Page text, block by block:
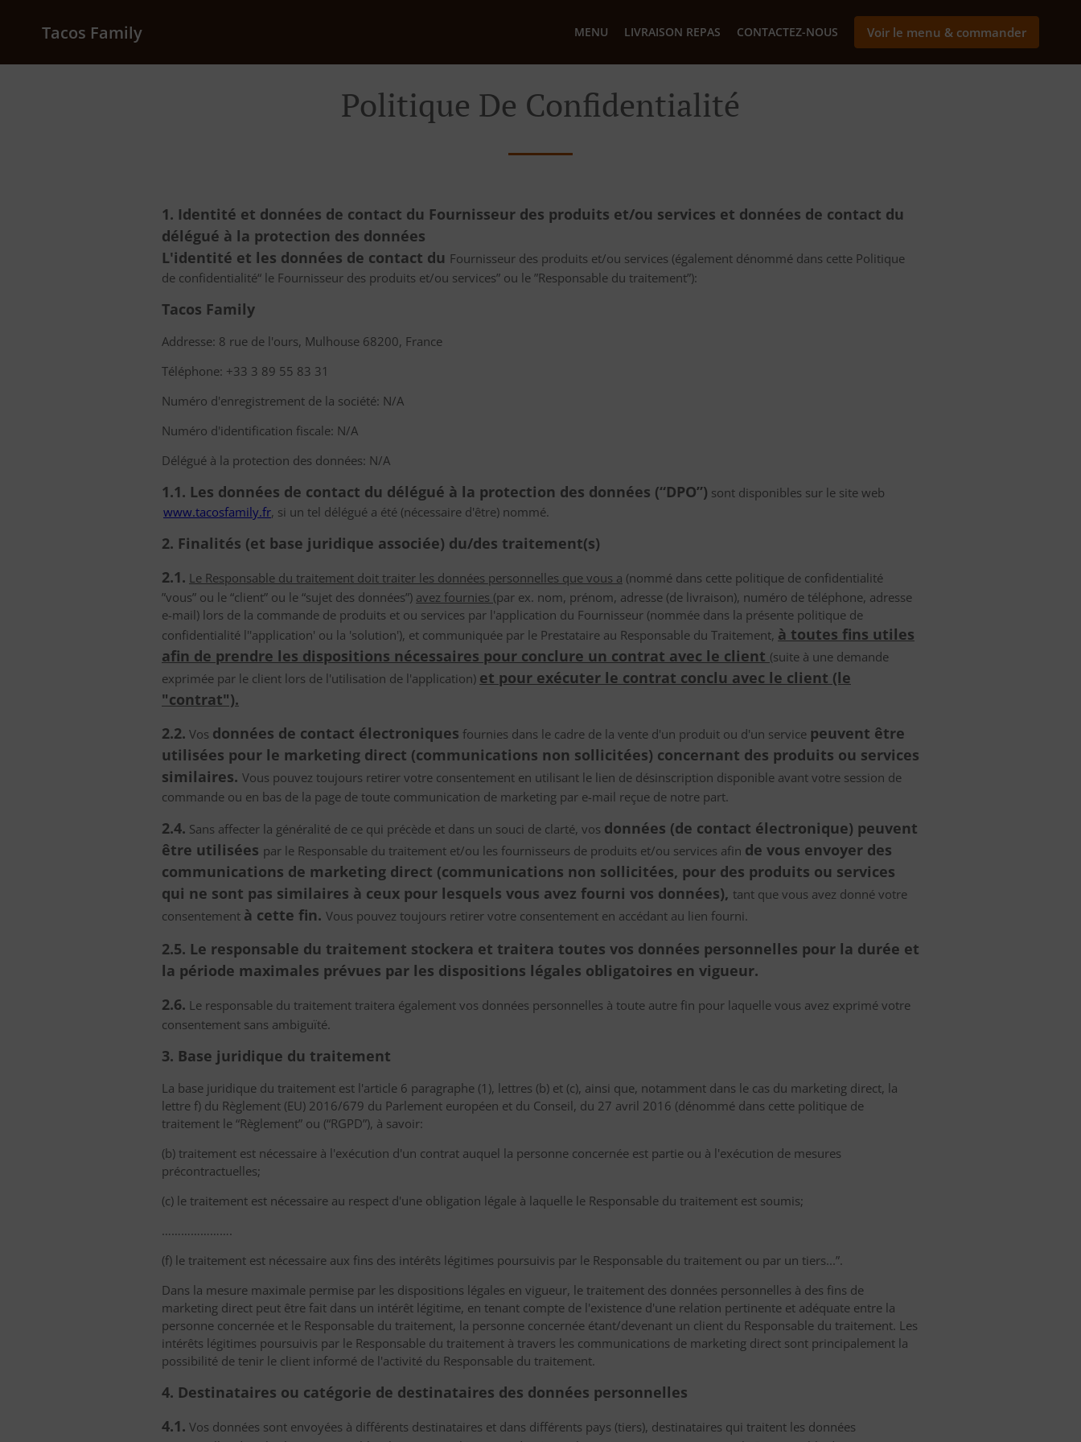
Tacos Family MENU LIVRAISON REPAS CONTACTEZ-NOUS Voir le menu & commander
Politique De Confidentialité
1. Identité et données de contact du Fournisseur des produits et/ou services et données de contact du
délégué à la protection des données
L'identité et les données de contact du Fournisseur des produits et/ou services (également dénommé dans cette Politique
de confidentialité“ le Fournisseur des produits et/ou services” ou le ”Responsable du traitement”):
Tacos Family
Addresse: 8 rue de l'ours, Mulhouse 68200, France
Téléphone: +33 3 89 55 83 31
Numéro d'enregistrement de la société: N/A
Numéro d'identification fiscale: N/A
Délégué à la protection des données: N/A
1.1. Les données de contact du délégué à la protection des données (“DPO”) sont disponibles sur le site web
www.tacosfamily.fr, si un tel délégué a été (nécessaire d'être) nommé.
2. Finalités (et base juridique associée) du/des traitement(s)
2.1. Le Responsable du traitement doit traiter les données personnelles que vous a (nommé dans cette politique de confidentialité
”vous” ou le “client” ou le “sujet des données”) avez fournies (par ex. nom, prénom, adresse (de livraison), numéro de téléphone, adresse
e-mail) lors de la commande de produits et ou services par l'application du Fournisseur (nommée dans la présente politique de
confidentialité l''application' ou la 'solution'), et communiquée par le Prestataire au Responsable du Traitement, à toutes fins utiles
afin de prendre les dispositions nécessaires pour conclure un contrat avec le client (suite à une demande
exprimée par le client lors de l'utilisation de l'application) et pour exécuter le contrat conclu avec le client (le
"contrat").
2.2. Vos données de contact électroniques fournies dans le cadre de la vente d'un produit ou d'un service peuvent être
utilisées pour le marketing direct (communications non sollicitées) concernant des produits ou services
similaires. Vous pouvez toujours retirer votre consentement en utilisant le lien de désinscription disponible avant votre session de
commande ou en bas de la page de toute communication de marketing par e-mail reçue de notre part.
2.4. Sans affecter la généralité de ce qui précède et dans un souci de clarté, vos données (de contact électronique) peuvent
être utilisées par le Responsable du traitement et/ou les fournisseurs de produits et/ou services afin de vous envoyer des
communications de marketing direct (communications non sollicitées, pour des produits ou services
qui ne sont pas similaires à ceux pour lesquels vous avez fourni vos données), tant que vous avez donné votre
consentement à cette fin. Vous pouvez toujours retirer votre consentement en accédant au lien fourni.
2.5. Le responsable du traitement stockera et traitera toutes vos données personnelles pour la durée et
la période maximales prévues par les dispositions légales obligatoires en vigueur.
2.6. Le responsable du traitement traitera également vos données personnelles à toute autre fin pour laquelle vous avez exprimé votre
consentement sans ambiguïté.
3. Base juridique du traitement
La base juridique du traitement est l'article 6 paragraphe (1), lettres (b) et (c), ainsi que, notamment dans le cas du marketing direct, la
lettre f) du Règlement (EU) 2016/679 du Parlement européen et du Conseil, du 27 avril 2016 (dénommé dans cette politique de
traitement le “Règlement” ou (“RGPD”), à savoir:
(b) traitement est nécessaire à l'exécution d'un contrat auquel la personne concernée est partie ou à l'exécution de mesures
précontractuelles;
(c) le traitement est nécessaire au respect d'une obligation légale à laquelle le Responsable du traitement est soumis;
………………….
(f) le traitement est nécessaire aux fins des intérêts légitimes poursuivis par le Responsable du traitement ou par un tiers...”.
Dans la mesure maximale permise par les dispositions légales en vigueur, le traitement des données personnelles à des fins de
marketing direct peut être fait dans un intérêt légitime, en tenant compte de l'existence d'une relation pertinente et adéquate entre la
personne concernée et le Responsable du traitement, la personne concernée étant/devenant un client du Responsable du traitement. Les
intérêts légitimes poursuivis par le Responsable du traitement à travers les communications de marketing direct sont principalement la
possibilité de tenir le client informé de l'activité du Responsable du traitement.
4. Destinataires ou catégorie de destinataires des données personnelles
4.1. Vos données sont envoyées à différents destinataires et dans différents pays (tiers), destinataires qui traitent les données